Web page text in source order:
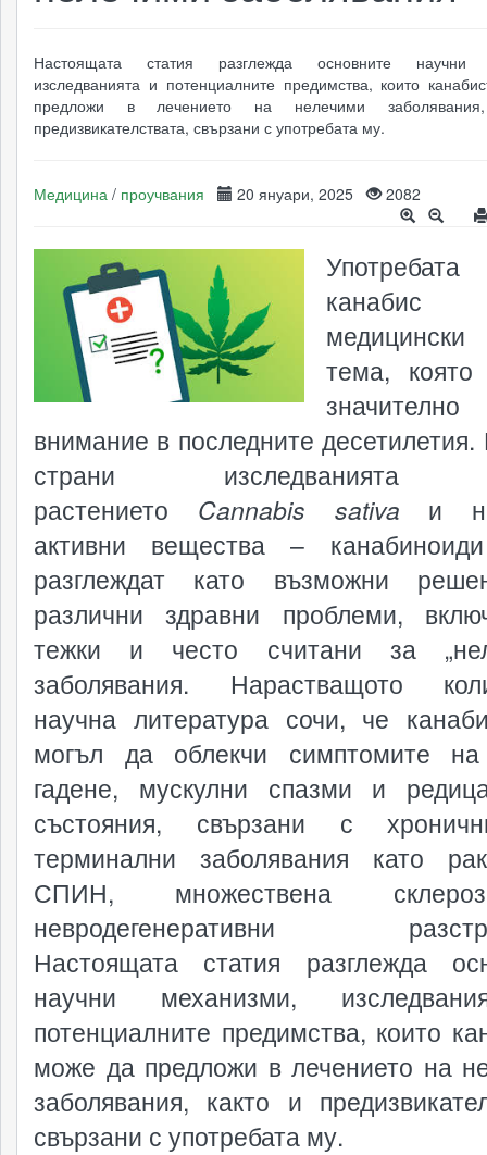
Настоящата статия разглежда основните научни
изследванията и потенциалните предимства, които
предложи в лечението на нелечими
предизвикателствата, свързани с употребата му.
Медицина / проучвания 20 януари, 2025 2082
тема, която
значително
внимание в последните десетилетия.
страни изследванията
растението Cannabis sativa и
активни вещества –
разглеждат като възможни
различни здравни проблеми,
тежки и често считани за
заболявания. Нарастващото
научна литература сочи, че
могъл да облекчи симптомите
гадене, мускулни спазми и
състояния, свързани с
терминални заболявания като
СПИН, множествена
невродегенеративни
Настоящата статия разглежда
научни механизми,
потенциалните предимства, които
може да предложи в лечението на
заболявания, както и
свързани с употребата му.